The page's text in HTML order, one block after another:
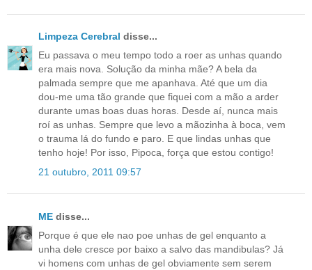
Limpeza Cerebral disse...
Eu passava o meu tempo todo a roer as unhas quando
era mais nova. Solução da minha mãe? A bela da
palmada sempre que me apanhava. Até que um dia
dou-me uma tão grande que fiquei com a mão a arder
durante umas boas duas horas. Desde aí, nunca mais
roí as unhas. Sempre que levo a mãozinha à boca, vem
o trauma lá do fundo e paro. E que lindas unhas que
tenho hoje! Por isso, Pipoca, força que estou contigo!
21 outubro, 2011 09:57
ME disse...
Porque é que ele nao poe unhas de gel enquanto a
unha dele cresce por baixo a salvo das mandibulas? Já
vi homens com unhas de gel obviamente sem serem